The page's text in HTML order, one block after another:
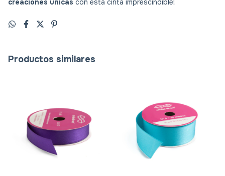
Productos similares